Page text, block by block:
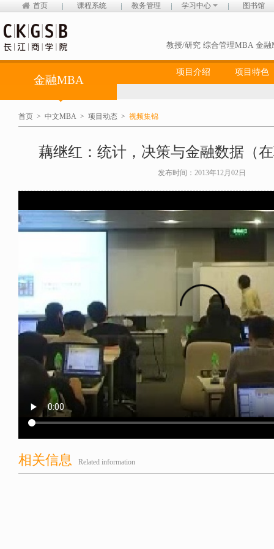
首页 课程系统 教务管理 学习中心 图书馆
教授/研究 综合管理MBA 金融
金融MBA
项目介绍 项目特色
首页 > 中文MBA > 项目动态 > 视频集锦
藕继红：统计，决策与金融数据（
发布时间：2013年12月02日
相关信息 Related information